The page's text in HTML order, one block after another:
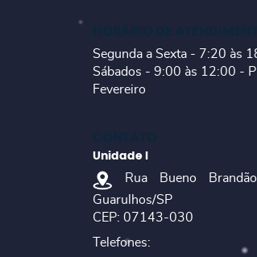
Segunda a Sexta - 7:20 às
Sábados - 9:00 às 12:00 -
Fevereiro
Unidade I
Rua Bueno
Guarulhos/SP
CEP: 07143-030
Telefones: